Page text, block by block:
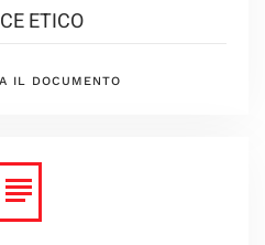
ETICO
IL DOCUMENTO